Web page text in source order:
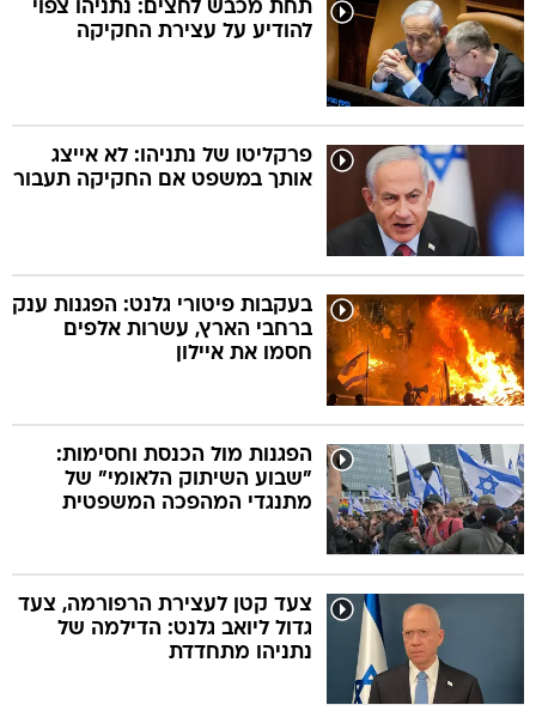
תחת מכבש לחצים: נתניהו צפוי
להודיע על עצירת החקיקה
פרקליטו של נתניהו: לא אייצג
אותך במשפט אם החקיקה תעבור
בעקבות פיטורי גלנט: הפגנות ענק
ברחבי הארץ, עשרות אלפים
חסמו את איילון
הפגנות מול הכנסת וחסימות:
"שבוע השיתוק הלאומי" של
מתנגדי המהפכה המשפטית
צעד קטן לעצירת הרפורמה, צעד
גדול ליואב גלנט: הדילמה של
נתניהו מתחדדת